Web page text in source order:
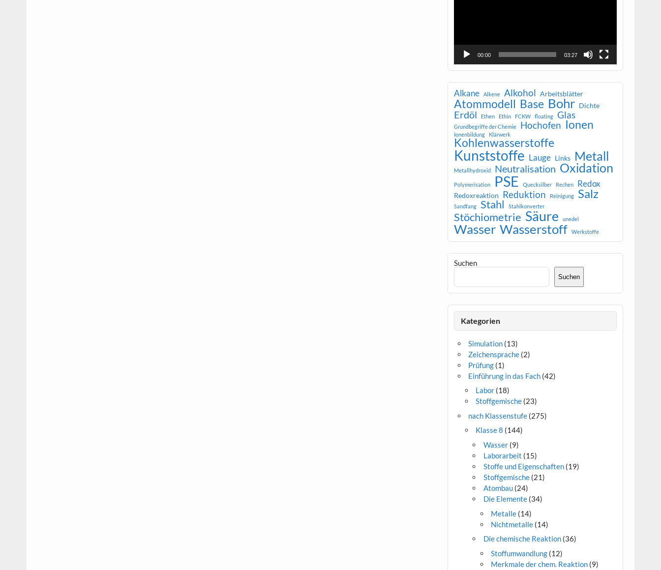
00:00 03:27
Alkane Alkene Alkohol Arbeitsblätter
Atommodell Base Bohr Dichte
Erdöl Ethen Ethin FCKW floating Glas
Grundbegriffe der Chemie Hochofen Ionen
Ionenbildung Klärwerk
Kohlenwasserstoffe
Kunststoffe Lauge Links Metall
Metallhydroxid Neutralisation Oxidation
Polymerisation PSE Quecksilber Rechen Redox
Redoxreaktion Reduktion Reinigung Salz
Sandfang Stahl Stahlkonverter
Stöchiometrie Säure unedel
Wasser Wasserstoff Werkstoffe
Suchen
Suchen
Kategorien
Simulation (13)
Zeichensprache (2)
Prüfung (1)
Einführung in das Fach (42)
Labor (18)
Stoffgemische (23)
nach Klassenstufe (275)
Klasse 8 (144)
Wasser(9)
Laborarbeit (15)
Stoffe und Eigenschaften(19)
Stoffgemische(21)
Atombau(24)
Die Elemente(34)
Metalle(14)
Nichtmetalle(14)
Die chemische Reaktion(36)
Stoffumwandlung(12)
Merkmale der chem. Reaktion(9)